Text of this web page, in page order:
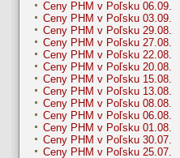
Ceny PHM v Poľsku 06.09.
Ceny PHM v Poľsku 03.09.
Ceny PHM v Poľsku 29.08.
Ceny PHM v Poľsku 27.08.
Ceny PHM v Poľsku 22.08.
Ceny PHM v Poľsku 20.08.
Ceny PHM v Poľsku 15.08.
Ceny PHM v Poľsku 13.08.
Ceny PHM v Poľsku 08.08.
Ceny PHM v Poľsku 06.08.
Ceny PHM v Poľsku 01.08.
Ceny PHM v Poľsku 30.07.
Ceny PHM v Poľsku 25.07.